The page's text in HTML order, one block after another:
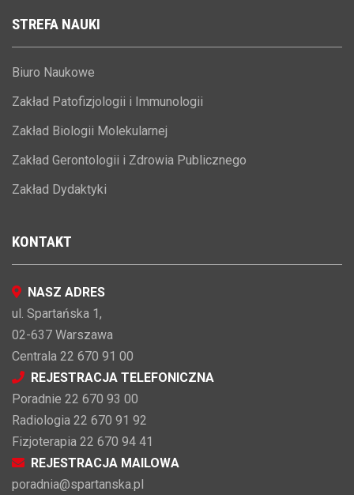
STREFA NAUKI
Biuro Naukowe
Zakład Patofizjologii i Immunologii
Zakład Biologii Molekularnej
Zakład Gerontologii i Zdrowia Publicznego
Zakład Dydaktyki
KONTAKT
NASZ ADRES
ul. Spartańska 1,
02-637 Warszawa
Centrala 22 670 91 00
REJESTRACJA TELEFONICZNA
Poradnie 22 670 93 00
Radiologia 22 670 91 92
Fizjoterapia 22 670 94 41
REJESTRACJA MAILOWA
poradnia@spartanska.pl